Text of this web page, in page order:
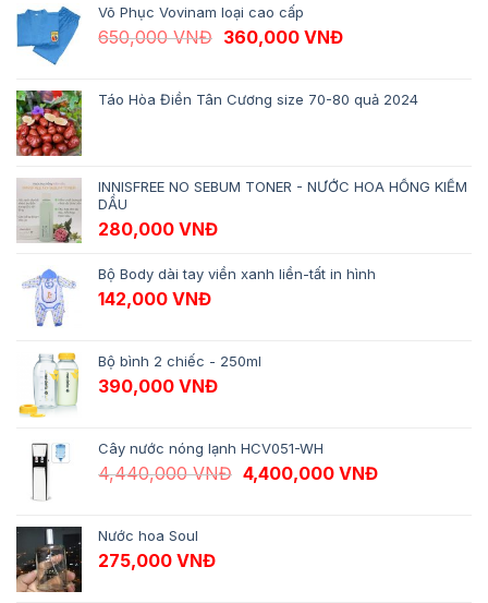
Võ Phục Vovinam loại cao cấp
650,000VNĐ Giá gốc là: 650,000 VNĐ.
360,000 VNĐGiá hiện tại là:
Táo Hòa Điền Tân Cương size 70-80 quả 2024
INNISFREE NO SEBUM TONER - NƯỚC HOA HỒNG KIỀM
DẦU
280,000 VNĐ
Bộ Body dài tay viền xanh liền-tất in hình
142,000 VNĐ
Bộ bình 2 chiếc - 250ml
390,000 VNĐ
Cây nước nóng lạnh HCV051-WH
4,440,000VNĐ Giá gốc là: 4,440,000 VNĐ.
4,400,000 VNĐGiá hiện tại
Nước hoa Soul
275,000 VNĐ